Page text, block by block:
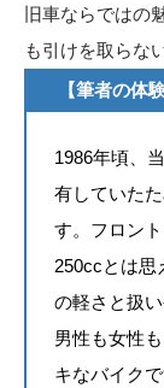
旧車ならではの
も引けを取らな
【筆者の体
1986年頃、
有していた
す。フロン
250ccとは思
の軽さと扱
男性も女性
キなバイクで